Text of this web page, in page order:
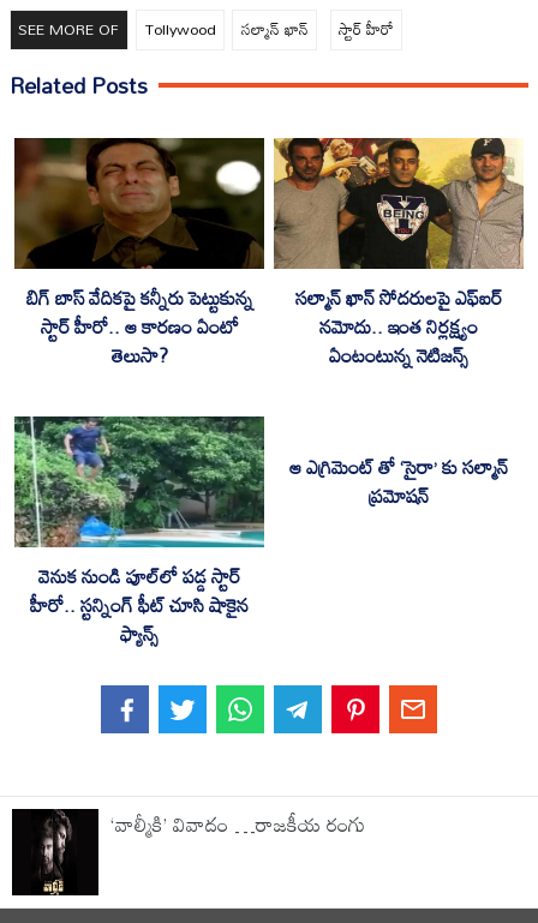
SEE MORE OF Tollywood సల్మాన్ ఖాన్ స్టార్ హీరో
Related Posts
బిగ్ బాస్ వేదిక‌పై క‌న్నీరు పెట్టుకున్న
స్టార్ హీరో.. ఆ కార‌ణం ఏంటో
తెలుసా?
స‌ల్మాన్ ఖాన్ సోద‌రుల‌పై ఎఫ్ఐర్
న‌మోదు.. ఇంత నిర్ల‌క్ష్యం
ఏంటంటున్న నెటిజ‌న్స్
వెనుక నుండి పూల్‌లో ప‌డ్డ స్టార్
హీరో.. స్ట‌న్నింగ్ ఫీట్ చూసి షాకైన
ఫ్యాన్స్
ఆ ఎగ్రిమెంట్ తో ‘సైరా’ కు సల్మాన్
ప్రమోషన్
‘వాల్మీకి’ వివాదం …రాజకీయ రంగు